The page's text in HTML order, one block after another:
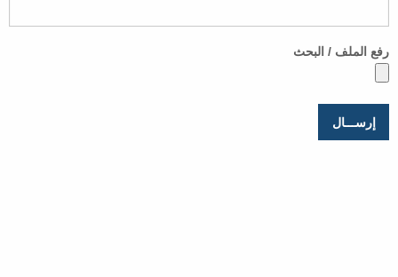
رفع الملف / البحث